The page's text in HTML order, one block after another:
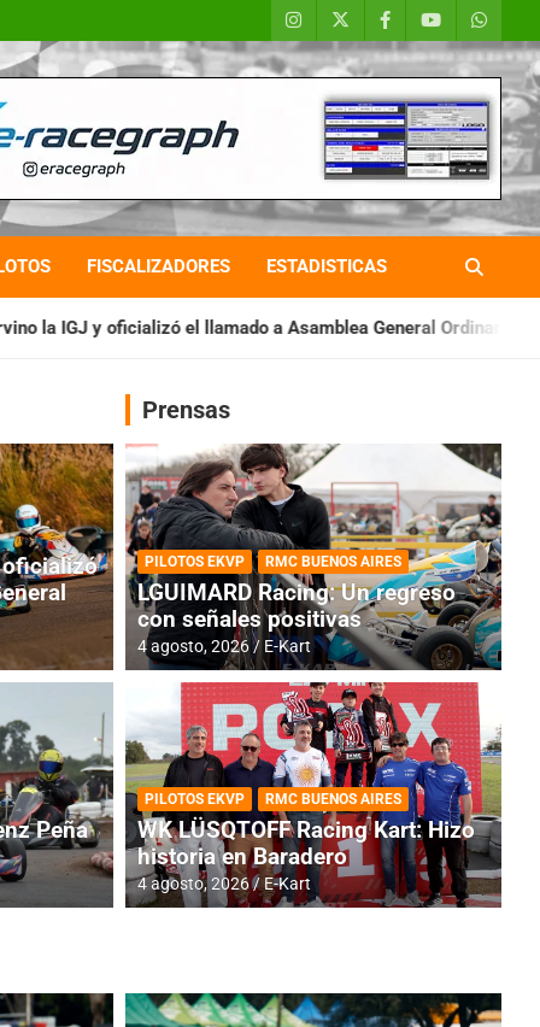
FISCALIZADORES ESTADISTICAS
a Asamblea General Ordinaria IAME SERIES
RMC BUENOS AIRES
Cerró una jornada
oficializó
Peña
Prensas
PILOTOS EKVP RMC BUENOS AIRES
LGUIMARD Racing: Un regreso
con señales positivas
4 agosto, 2026 E-Kart
PILOTOS EKVP RMC BUENOS AIRES
WK LÜSQTOFF Racing Kart: Hizo
historia en Baradero
4 agosto, 2026 E-Kart